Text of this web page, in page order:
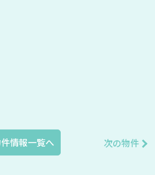
情報一覧へ 次の物件